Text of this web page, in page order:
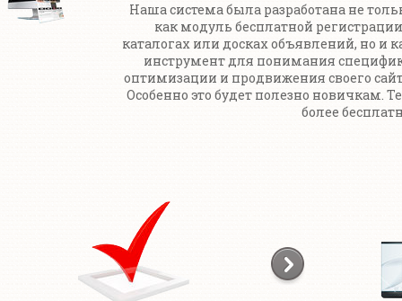
Наша система была разработана не
как модуль бесплатной
каталогах или досках объявлений, но и
инструмент для понимания
оптимизации и продвижения своего
Особенно это будет полезно новичкам.
более